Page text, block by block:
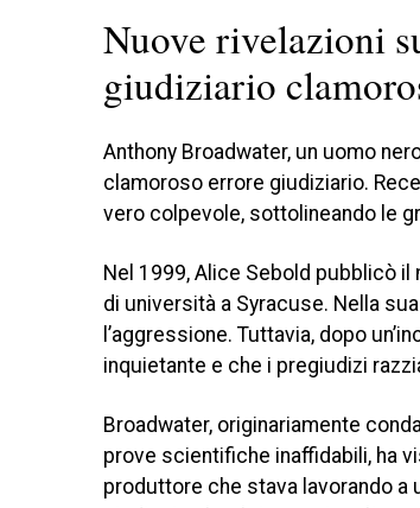
Nuove rivelazioni
giudiziario
Anthony Broadwater, un uomo
clamoroso errore giudiziario.
vero colpevole, sottolineando le
Nel 1999, Alice Sebold pubblicò il
di università a Syracuse. Nella
l’aggressione. Tuttavia, dopo
inquietante e che i pregiudizi
Broadwater, originariamente
prove scientifiche inaffidabili, ha
produttore che stava lavorando a